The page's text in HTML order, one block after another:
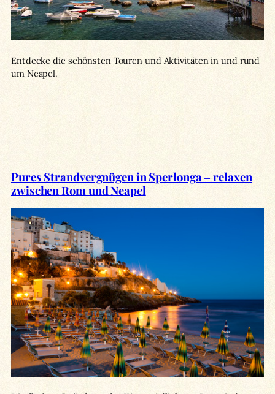
Entdecke die schönsten Touren und Aktivitäten in und rund
um Neapel.
Pures Strandvergnügen in Sperlonga – relaxen
zwischen Rom und Neapel